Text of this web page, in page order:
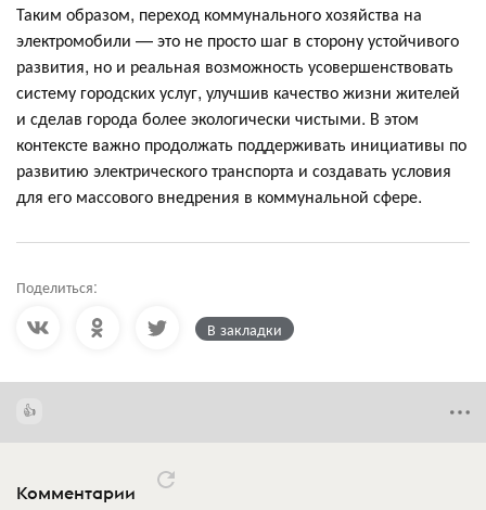
Таким образом, переход коммунального хозяйства на
электромобили — это не просто шаг в сторону устойчивого
развития, но и реальная возможность усовершенствовать
систему городских услуг, улучшив качество жизни жителей
и сделав города более экологически чистыми. В этом
контексте важно продолжать поддерживать инициативы по
развитию электрического транспорта и создавать условия
для его массового внедрения в коммунальной сфере.
Поделиться:
В закладки
Комментарии